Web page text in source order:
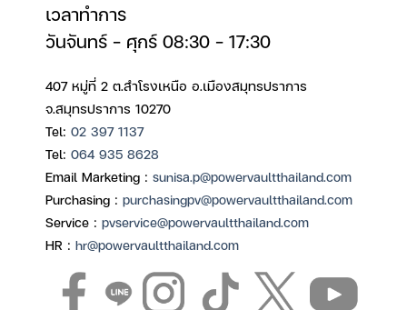
เวลาทำการ
วันจันทร์ – ศุกร์ 08:30 – 17:30
407 หมู่ที่ 2 ต.สำโรงเหนือ อ.เมืองสมุทรปราการ
จ.สมุทรปราการ 10270
Tel: 02 397 1137
Tel: 064 935 8628
Email Marketing : sunisa.p@powervaultthailand.com
Purchasing : purchasingpv@powervaultthailand.com
Service : pvservice@powervaultthailand.com
HR : hr@powervaultthailand.com